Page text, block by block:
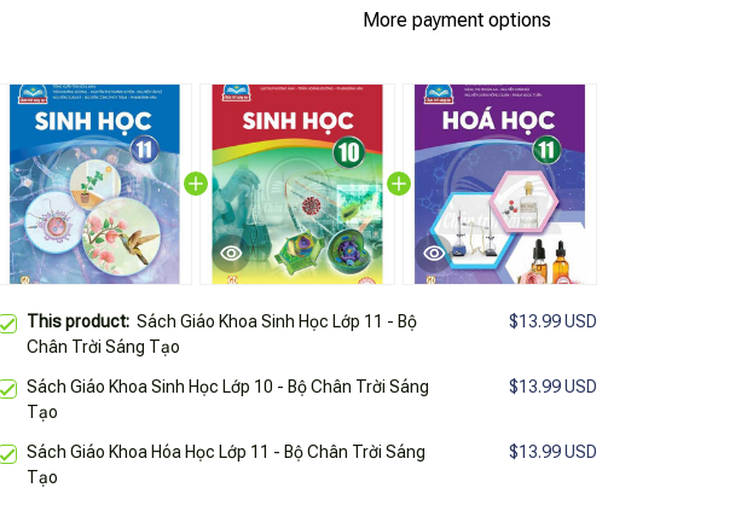
More payment options
This product: Sách Giáo Khoa Sinh Học Lớp 11 - Bộ
Chân Trời Sáng Tạo
$13.99 USD
Sách Giáo Khoa Sinh Học Lớp 10 - Bộ Chân Trời Sáng
Tạo
$13.99 USD
Sách Giáo Khoa Hóa Học Lớp 11 - Bộ Chân Trời Sáng
Tạo
$13.99 USD